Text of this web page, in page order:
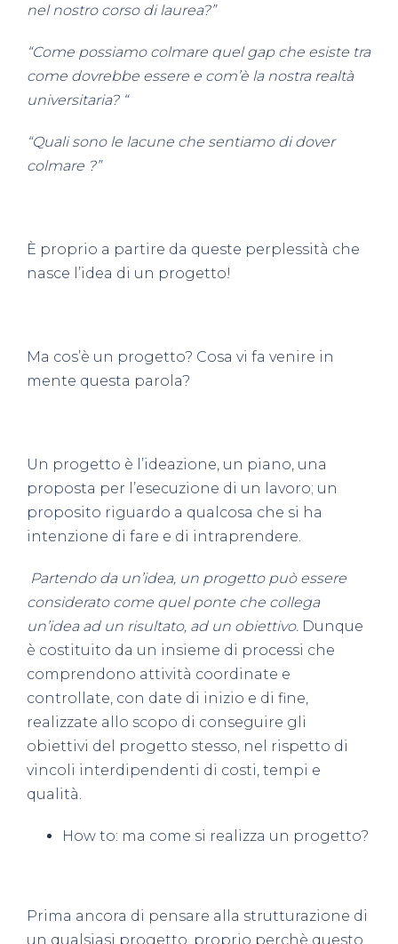
nel nostro corso di laurea?”
“Come possiamo colmare quel gap che esiste tra
come dovrebbe essere e com’è la nostra realtà
universitaria? “
“Quali sono le lacune che sentiamo di dover
colmare ?”
È proprio a partire da queste perplessità che
nasce l’idea di un progetto!
Ma cos’è un progetto? Cosa vi fa venire in
mente questa parola?
Un progetto è l’ideazione , un piano , una
proposta per l’esecuzione di un lavoro; un
proposito riguardo a qualcosa che si ha
intenzione di fare e di intraprendere.
Partendo da un’idea, un progetto può essere
considerato come quel ponte che collega
un’idea ad un risultato, ad un obiettivo. Dunque
è costituito da un insieme di processi che
comprendono attività coordinate e
controllate, con date di inizio e di fine,
realizzate allo scopo di conseguire gli
obiettivi del progetto stesso, nel rispetto di
vincoli interdipendenti di costi, tempi e
qualità.
How to: ma come si realizza un progetto?
Prima ancora di pensare alla strutturazione di
un qualsiasi progetto, proprio perchè questo